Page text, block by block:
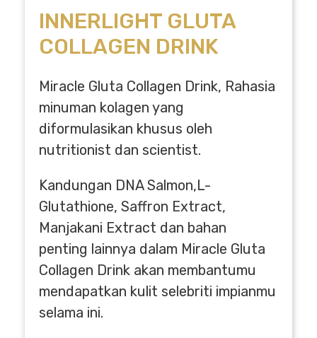
INNERLIGHT GLUTA
COLLAGEN DRINK
Miracle Gluta Collagen Drink, Rahasia
minuman kolagen yang
diformulasikan khusus oleh
nutritionist dan scientist.
Kandungan DNA Salmon,L-
Glutathione, Saffron Extract,
Manjakani Extract dan bahan
penting lainnya dalam Miracle Gluta
Collagen Drink akan membantumu
mendapatkan kulit selebriti impianmu
selama ini.